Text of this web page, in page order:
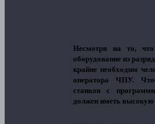
Несмотря на то,
оборудование из
крайне необходим
оператора ЧПУ.
станков с
должен иметь